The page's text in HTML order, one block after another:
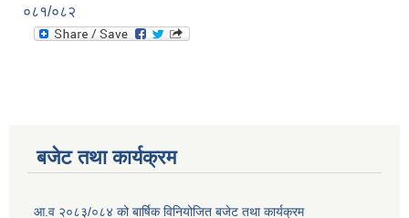
०८१/०८२
बजेट तथा कार्यक्रम
आ.व २०८३/०८४ को बार्षिक विनियोजित बजेट तथा कार्यक्रम